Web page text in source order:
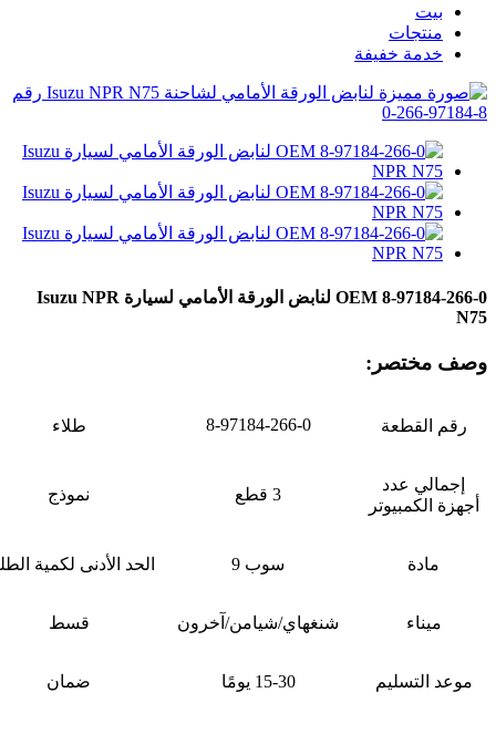
بيت
منتجات
خدمة خفيفة
OEM 8-97184-266-0 لنابض الورقة الأمامي لسيارة Isuzu NPR
N75
وصف مختصر:
رقم القطعة 8-97184-266-0 طلاء
إجمالي عدد
أجهزة الكمبيوتر
3 قطع نموذج
مادة سوب 9 الحد الأدنى لكمية
ميناء شنغهاي/شيامن/آخرون قسط
موعد التسليم 15-30 يومًا ضمان